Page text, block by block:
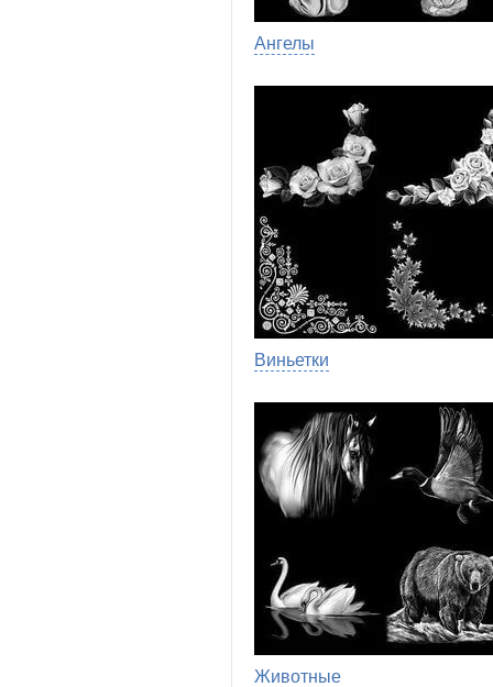
Ангелы
Виньетки
Животные